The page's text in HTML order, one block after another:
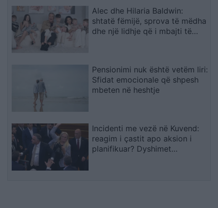
Alec dhe Hilaria Baldwin:
shtatë fëmijë, sprova të mëdha
dhe një lidhje që i mbajti të
Pensionimi nuk është vetëm liri:
Sfidat emocionale që shpesh
mbeten në heshtje
Incidenti me vezë në Kuvend:
reagim i çastit apo aksion i
planifikuar? Dyshimet